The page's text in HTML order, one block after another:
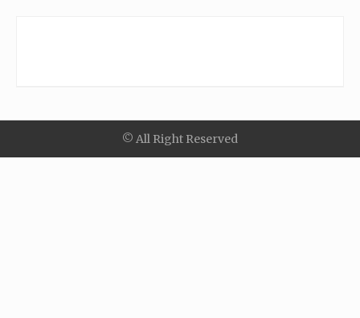
© All Right Reserved